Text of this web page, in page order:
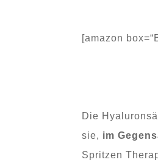
[amazon
Die
sie, im
Spritzen